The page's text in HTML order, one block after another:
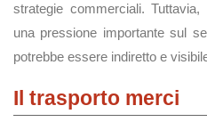
strategie commerciali.
una pressione importante sul
potrebbe essere indiretto e
Il trasporto merci